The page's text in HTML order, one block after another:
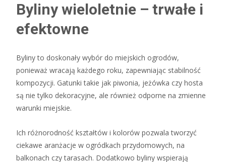
Byliny wieloletnie – trwałe i
efektowne
Byliny to doskonały wybór do miejskich ogrodów,
ponieważ wracają każdego roku, zapewniając stabilność
kompozycji. Gatunki takie jak piwonia, jeżówka czy hosta
są nie tylko dekoracyjne, ale również odporne na zmienne
warunki miejskie.
Ich różnorodność kształtów i kolorów pozwala tworzyć
ciekawe aranżacje w ogródkach przydomowych, na
balkonach czy tarasach. Dodatkowo byliny wspierają